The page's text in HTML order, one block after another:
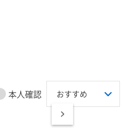
本人確認